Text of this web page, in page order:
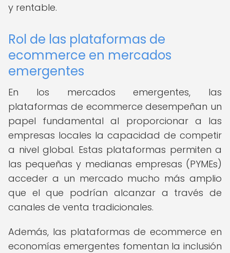
y rentable.
Rol de las plataformas de
ecommerce en mercados
emergentes
En los mercados emergentes, las
plataformas de ecommerce desempeñan un
papel fundamental al proporcionar a las
empresas locales la capacidad de competir
a nivel global. Estas plataformas permiten a
las pequeñas y medianas empresas (PYMEs)
acceder a un mercado mucho más amplio
que el que podrían alcanzar a través de
canales de venta tradicionales.
Además, las plataformas de ecommerce en
economías emergentes fomentan la inclusión